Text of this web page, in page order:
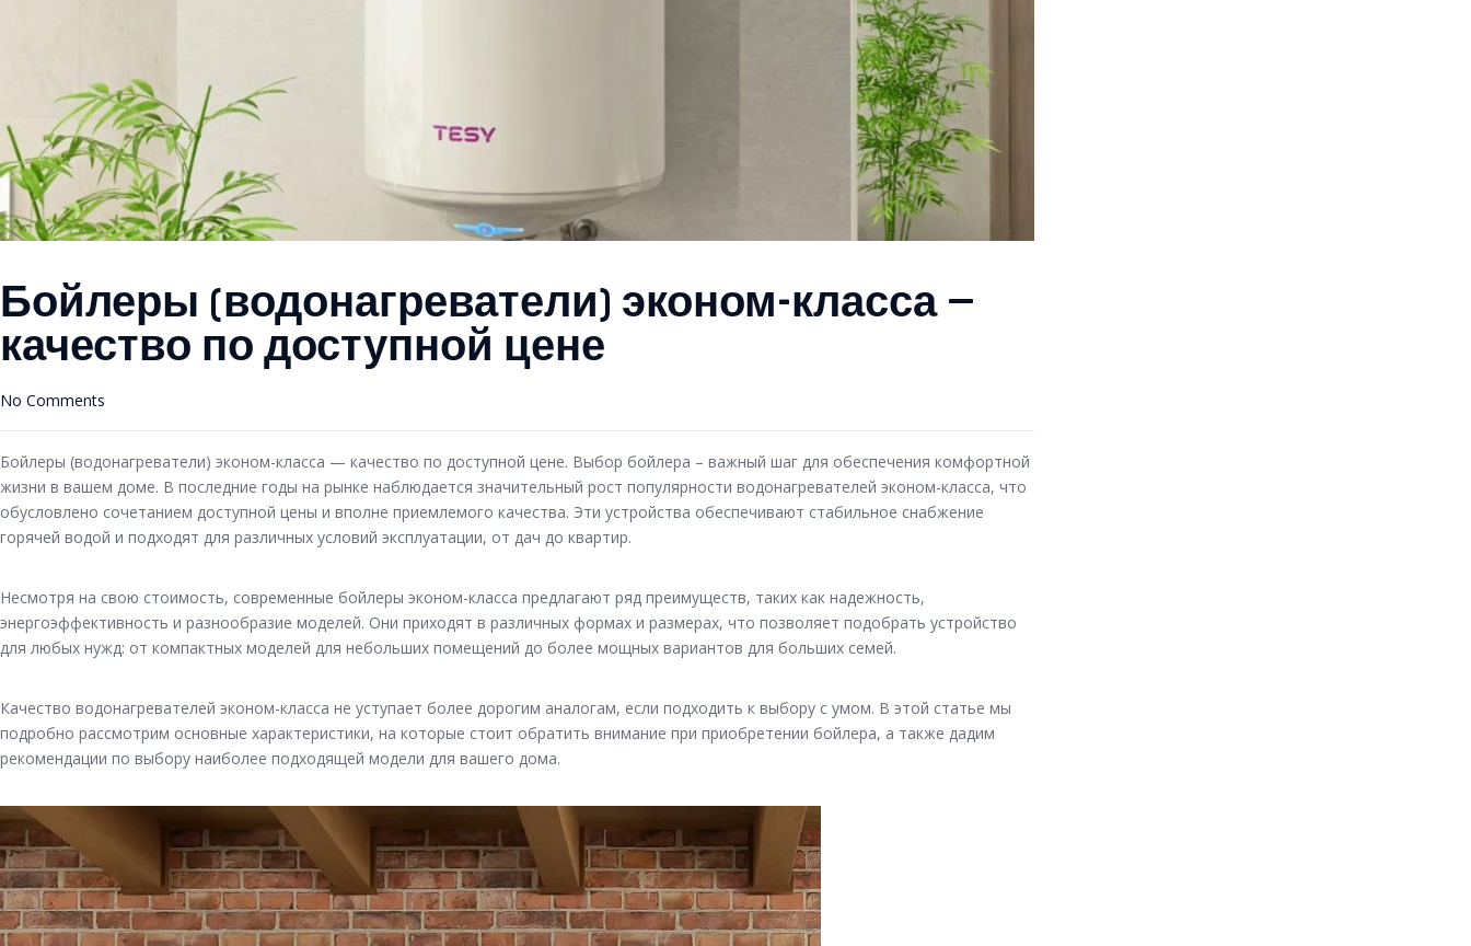
Бойлеры (водонагреватели) эконом-класса —
качество по доступной цене
No Comments
Бойлеры (водонагреватели) эконом-класса — качество по доступной цене. Выбор бойлера – важный шаг для обеспечения комфортной
жизни в вашем доме. В последние годы на рынке наблюдается значительный рост популярности водонагревателей эконом-класса, что
обусловлено сочетанием доступной цены и вполне приемлемого качества. Эти устройства обеспечивают стабильное снабжение
горячей водой и подходят для различных условий эксплуатации, от дач до квартир.
Несмотря на свою стоимость, современные бойлеры эконом-класса предлагают ряд преимуществ, таких как надежность,
энергоэффективность и разнообразие моделей. Они приходят в различных формах и размерах, что позволяет подобрать устройство
для любых нужд: от компактных моделей для небольших помещений до более мощных вариантов для больших семей.
Качество водонагревателей эконом-класса не уступает более дорогим аналогам, если подходить к выбору с умом. В этой статье мы
подробно рассмотрим основные характеристики, на которые стоит обратить внимание при приобретении бойлера, а также дадим
рекомендации по выбору наиболее подходящей модели для вашего дома.